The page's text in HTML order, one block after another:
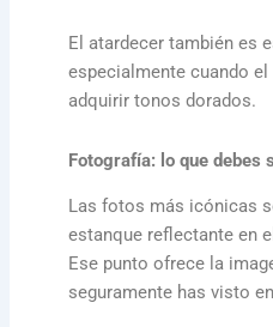
El atardecer también es
especialmente cuando
adquirir tonos dorados.
Fotografía: lo que debes
Las fotos más icónicas
estanque reflectante en
Ese punto ofrece la
seguramente has visto